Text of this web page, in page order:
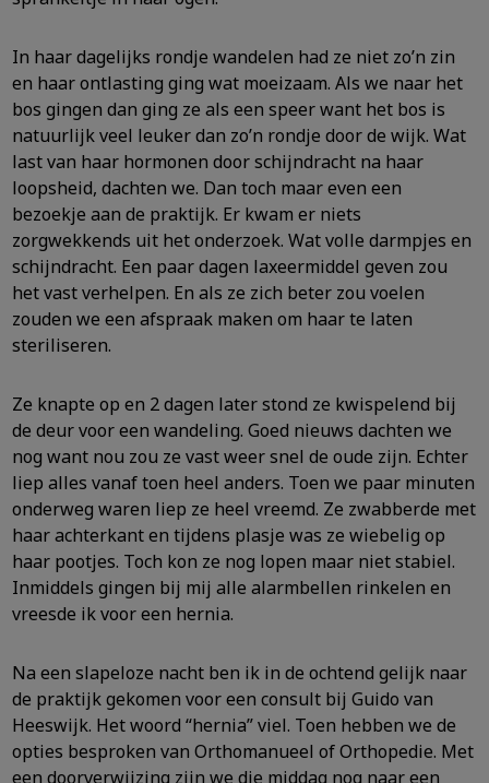
In haar dagelijks rondje wandelen had ze niet zo’n zin
en haar ontlasting ging wat moeizaam. Als we naar het
bos gingen dan ging ze als een speer want het bos is
natuurlijk veel leuker dan zo’n rondje door de wijk. Wat
last van haar hormonen door schijndracht na haar
loopsheid, dachten we. Dan toch maar even een
bezoekje aan de praktijk. Er kwam er niets
zorgwekkends uit het onderzoek. Wat volle darmpjes en
schijndracht. Een paar dagen laxeermiddel geven zou
het vast verhelpen. En als ze zich beter zou voelen
zouden we een afspraak maken om haar te laten
steriliseren.
Ze knapte op en 2 dagen later stond ze kwispelend bij
de deur voor een wandeling. Goed nieuws dachten we
nog want nou zou ze vast weer snel de oude zijn. Echter
liep alles vanaf toen heel anders. Toen we paar minuten
onderweg waren liep ze heel vreemd. Ze zwabberde met
haar achterkant en tijdens plasje was ze wiebelig op
haar pootjes. Toch kon ze nog lopen maar niet stabiel.
Inmiddels gingen bij mij alle alarmbellen rinkelen en
vreesde ik voor een hernia.
Na een slapeloze nacht ben ik in de ochtend gelijk naar
de praktijk gekomen voor een consult bij Guido van
Heeswijk. Het woord “hernia” viel. Toen hebben we de
opties besproken van Orthomanueel of Orthopedie. Met
een doorverwijzing zijn we die middag nog naar een